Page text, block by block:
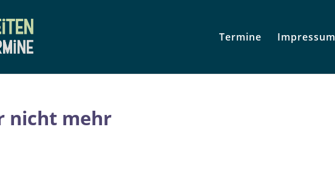
Termine Impressum
nicht mehr